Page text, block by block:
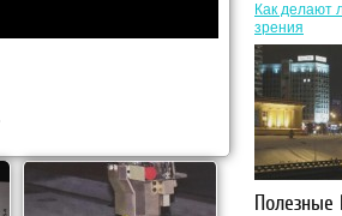
Как делают
зрения
Полезные